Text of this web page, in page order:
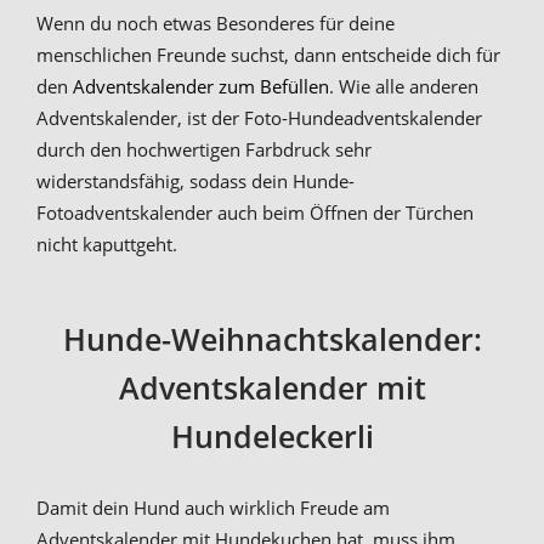
Wenn du noch etwas Besonderes für deine
menschlichen Freunde suchst, dann entscheide dich für
den Adventskalender zum Befüllen. Wie alle anderen
Adventskalender, ist der Foto-Hundeadventskalender
durch den hochwertigen Farbdruck sehr
widerstandsfähig, sodass dein Hunde-
Fotoadventskalender auch beim Öffnen der Türchen
nicht kaputtgeht.
Hunde-Weihnachtskalender:
Adventskalender mit
Hundeleckerli
Damit dein Hund auch wirklich Freude am